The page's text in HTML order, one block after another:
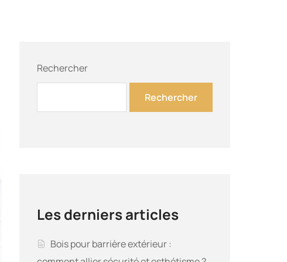
Rechercher
Rechercher
Les derniers articles
Bois pour barrière extérieur :